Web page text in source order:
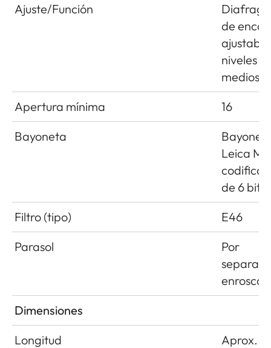
Ajuste/Función
de
niveles
medios
Apertura mínima
16
Bayoneta
Leica M
de 6 bits
Filtro (tipo)
E46
Parasol
Por
Dimensiones
Longitud
Aprox.